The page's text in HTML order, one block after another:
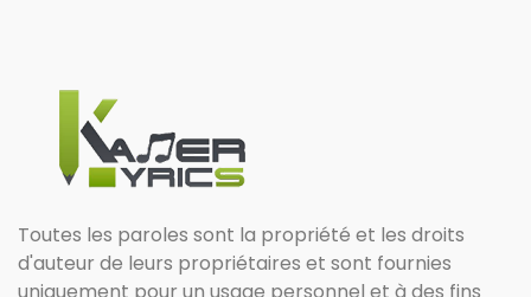
Toutes les paroles sont la propriété et les droits
d'auteur de leurs propriétaires et sont fournies